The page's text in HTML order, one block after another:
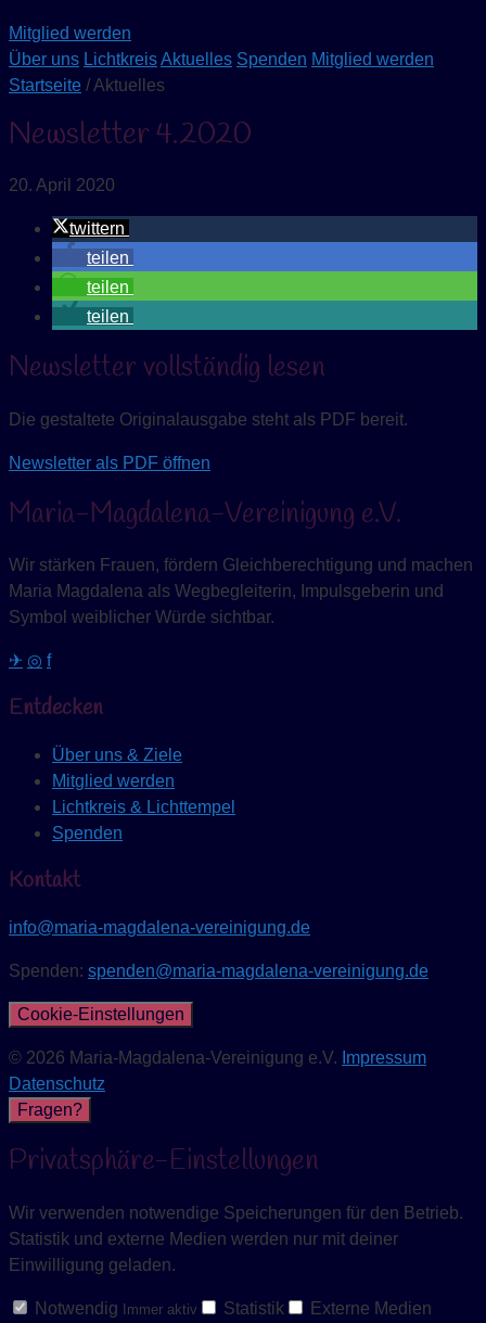
Mitglied werden
Über uns LichtkreisAktuelles Spenden Mitglied werden
Startseite / Aktuelles
Newsletter 4.2020
20. April 2020
twittern
teilen
teilen
teilen
Newsletter vollständig lesen
Die gestaltete Originalausgabe steht als PDF bereit.
Newsletter als PDF öffnen
Maria-Magdalena-Vereinigung e.V.
Wir stärken Frauen, fördern Gleichberechtigung und machen
Maria Magdalena als Wegbegleiterin, Impulsgeberin und
Symbol weiblicher Würde sichtbar.
✈ ◎ f
Entdecken
Über uns & Ziele
Mitglied werden
Lichtkreis & Lichttempel
Spenden
Kontakt
info@maria-magdalena-vereinigung.de
Spenden: spenden@maria-magdalena-vereinigung.de
Cookie-Einstellungen
© 2026 Maria-Magdalena-Vereinigung e.V. Impressum
Datenschutz
Fragen?
Privatsphäre-Einstellungen
Wir verwenden notwendige Speicherungen für den Betrieb.
Statistik und externe Medien werden nur mit deiner
Einwilligung geladen.
Notwendig Immer aktiv Statistik Externe Medien